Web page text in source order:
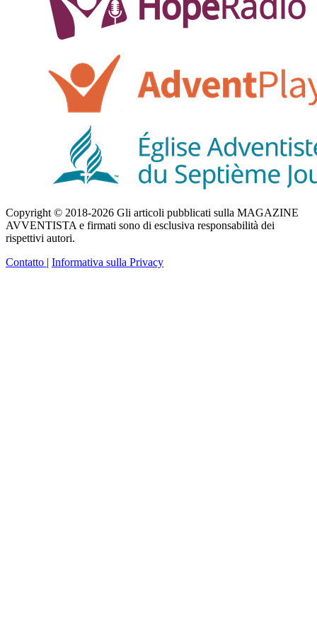
Copyright © 2018-2026 Gli articoli pubblicati sulla MAGAZINE
AVVENTISTA e firmati sono di esclusiva responsabilità dei
rispettivi autori.
Contatto | Informativa sulla Privacy